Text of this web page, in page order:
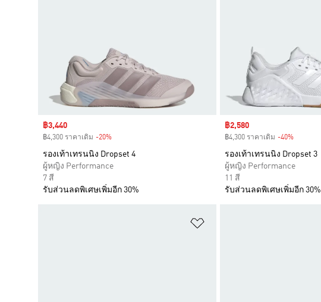
Sale price
฿3,440
฿4,300 ราคาเดิม -20%
รองเท้าเทรนนิง Dropset 4
ผู้หญิง Performance
7 สี
รับส่วนลดพิเศษเพิ่มอีก 30%
Sale price
฿2,580
฿4,300 ราคาเดิม -40%Discount
รองเท้าเทรนนิง Dropset 3
ผู้หญิง Performance
11 สี
รับส่วนลดพิเศษเพิ่มอีก 30%